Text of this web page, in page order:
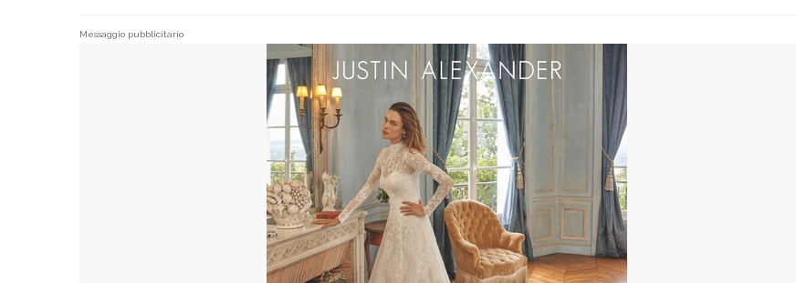
Messaggio pubblicitario